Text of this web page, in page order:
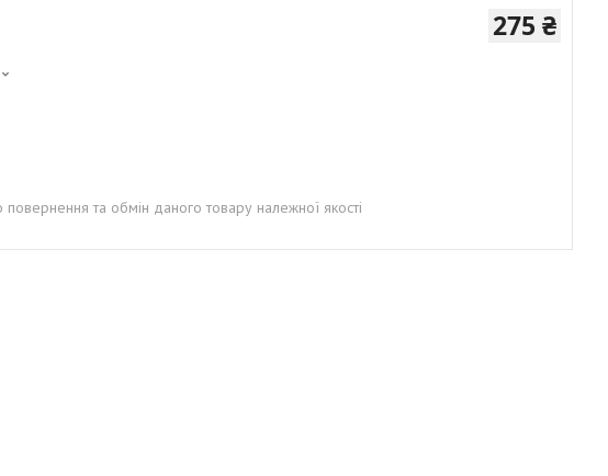
275 ₴
та обмін даного товару належної якості